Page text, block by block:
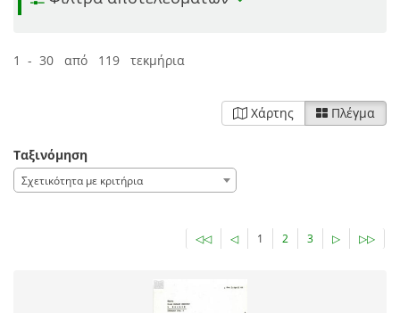
1 - 30 από 119 τεκμήρια
Χάρτης Πλέγμα
Ταξινόμηση
Σχετικότητα με κριτήρια
◁◁ ◁ 1 2 3 ▷ ▷▷